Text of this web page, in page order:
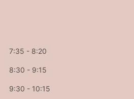
7:35 - 8:20
8:30 - 9:15
9:30 - 10:15